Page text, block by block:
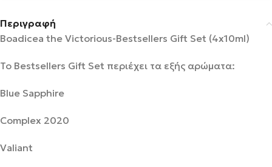
Περιγραφή
Boadicea the Victorious-Bestsellers Gift Set (4x10ml)
Το Bestsellers Gift Set περιέχει τα εξής αρώματα:
Blue Sapphire
Complex 2020
Valiant